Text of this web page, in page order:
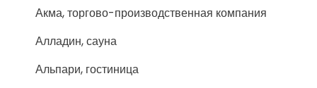
Акма, торгово-производственная компания
Алладин, сауна
Альпари, гостиница